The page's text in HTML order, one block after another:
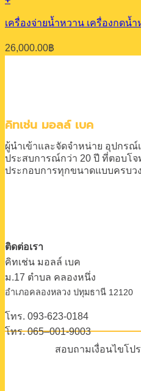
เครื่องจ่ายน้ำหวาน เครื่องกดน้
26,000.00฿
คิทเช่น มอลล์ เบค
ผู้นำเข้าและจัดจำหน่าย อุปกรณ์
ประสบการณ์กว่า 20 ปี ที่ตอบโจ
ประกอบการทุกขนาดแบบครบว
ติดต่อเรา
คิทเช่น มอลล์ เบค
ม.17 ตําบล คลองหนึ่ง
อําเภอคลองหลวง ปทุมธานี 12120
โทร. 093-623-0184
โทร. 065–001-9003
สอบถามเงื่อนไขโป